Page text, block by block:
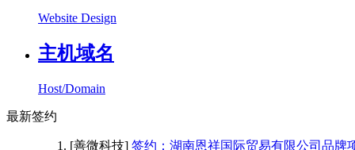
Website Design
主机域名
Host/Domain
最新签约
[善微科技] 签约：湖南恩祥国际贸易有限公司品牌